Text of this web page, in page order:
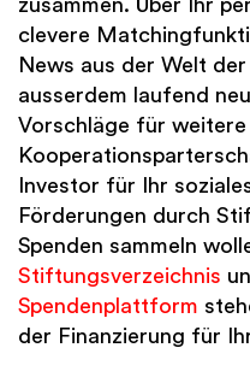
zusammen. Über Ihr
clevere
News aus der Welt
ausserdem laufend
Vorschläge für weitere
Investor für Ihr
Förderungen durch
Spenden sammeln
Stiftungsverzeichnis
Spendenplattform
der Finanzierung für